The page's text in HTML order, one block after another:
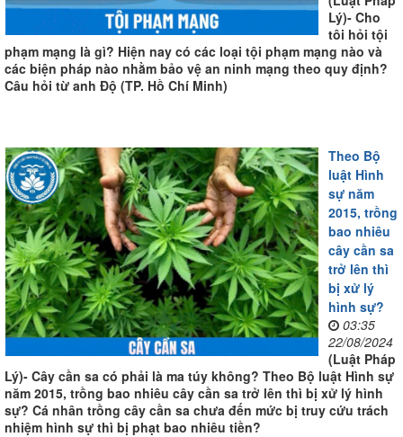
Lý)- Cho
tôi hỏi tội
phạm mạng là gì? Hiện nay có các loại tội phạm mạng nào và
các biện pháp nào nhằm bảo vệ an ninh mạng theo quy định?
Câu hỏi từ anh Độ (TP. Hồ Chí Minh)
Theo Bộ
luật Hình
sự năm
2015, trồng
bao nhiêu
cây cần sa
trở lên thì
bị xử lý
hình sự?
03:35
22/08/2024
(Luật Pháp
Lý)- Cây cần sa có phải là ma túy không? Theo Bộ luật Hình sự
năm 2015, trồng bao nhiêu cây cần sa trở lên thì bị xử lý hình
sự? Cá nhân trồng cây cần sa chưa đến mức bị truy cứu trách
nhiệm hình sự thì bị phạt bao nhiêu tiền?